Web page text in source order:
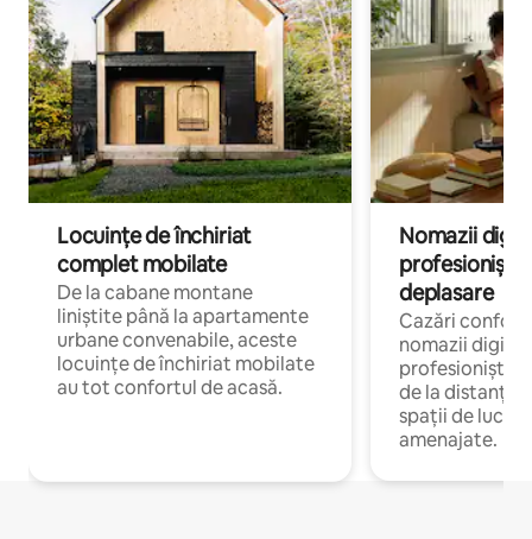
Locuințe de închiriat
complet mobilate
De la cabane montane
liniștite până la apartamente
urbane convenabile, aceste
locuințe de închiriat mobilate
au tot confortul de acasă.
Nomazii
profesioniștii
deplasare
Cazări
nomazii
profesioniștii
de la distanță,
spații de lucru
amenajate.